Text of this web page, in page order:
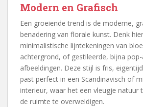
Modern en Grafisch
Een groeiende trend is de moderne,
benadering van florale kunst. Denk
minimalistische lijntekeningen van
achtergrond, of gestileerde, bijna
afbeeldingen. Deze stijl is fris,
past perfect in een Scandinavisch of
interieur, waar het een vleugje natuur
de ruimte te overweldigen.